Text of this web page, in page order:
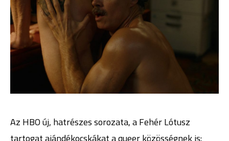
Az HBO új, hatrészes sorozata, a Fehér Lótusz